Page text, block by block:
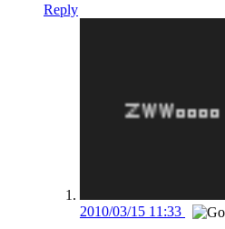
Reply
2010/03/15 11:33